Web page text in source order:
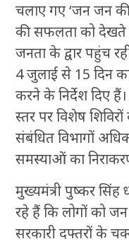
चलाए गए ‘जन जन की
की सफलता को देखते
जनता के द्वार पहुंच
4 जुलाई से 15 दिन
करने के निर्देश दिए
स्तर पर विशेष
संबंधित विभागों
समस्याओं का
मुख्यमंत्री पुष्कर सिंह
रहे हैं कि लोगों को
सरकारी दफ्तरों के